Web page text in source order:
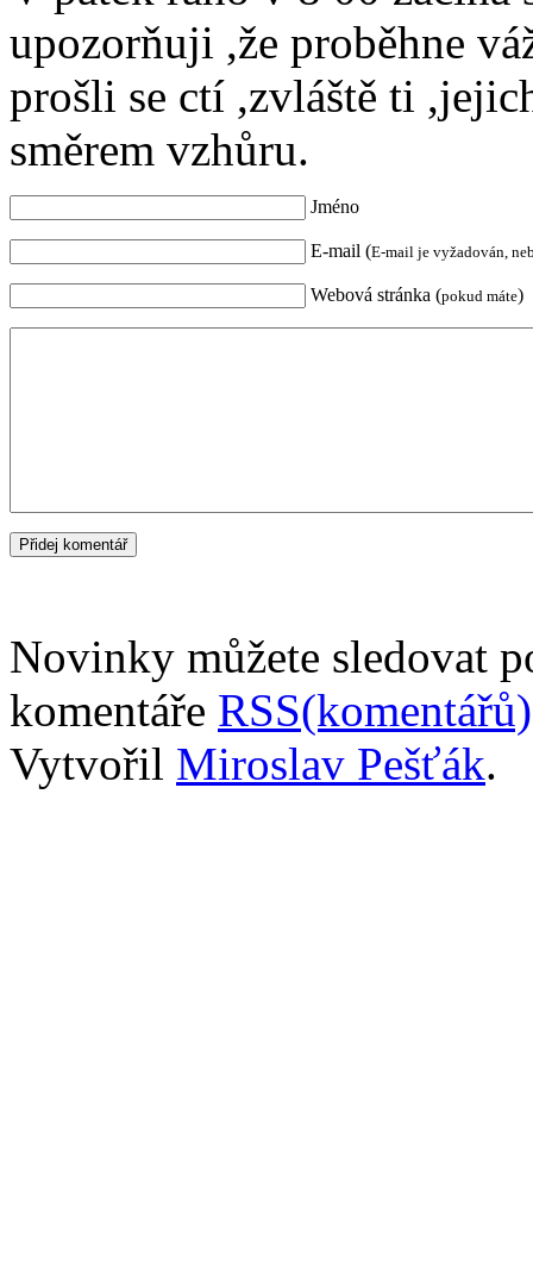
upozorňuji ,že proběhne
prošli se ctí ,zvláště ti
směrem vzhůru.
Jméno
E-mail (E-mail je vyžadován,
Webová stránka (pokud máte)
Novinky můžete sledovat
komentáře RSS(komentářů)
Vytvořil Miroslav Pešťák.